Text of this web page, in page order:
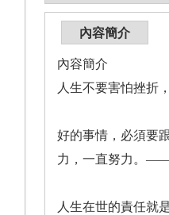
內容簡介
內容簡介
人生不要害怕挫折
好的事情，必須要
力，一直努力。
人生在世的責任就